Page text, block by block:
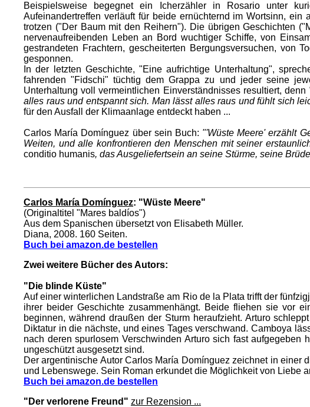
Beispielsweise begegnet ein Icherzähler in Rosario unter
Aufeinandertreffen verläuft für beide ernüchternd im Wortsinn,
trotzen ("Der Baum mit den Reihern"). Die übrigen Geschichten
nervenaufreibenden Leben an Bord wuchtiger Schiffe, von
gestrandeten Frachtern, gescheiterten Bergungsversuchen, von
gesponnen.
In der letzten Geschichte, "Eine aufrichtige Unterhaltung",
fahrenden "Fidschi" tüchtig dem Grappa zu und jeder seine
Unterhaltung voll vermeintlichen Einverständnisses resultiert, denn
alles raus und entspannt sich. Man lässt alles raus und fühlt sich
für den Ausfall der Klimaanlage entdeckt haben ...
Carlos María Domínguez über sein Buch: "'Wüste Meere' erzählt
Weiten, und alle konfrontieren den Menschen mit seiner
conditio humanis, das Ausgeliefertsein an seine Stürme, seine
Carlos María Domínguez: "Wüste Meere"
(Originaltitel "Mares baldíos")
Aus dem Spanischen übersetzt von Elisabeth Müller.
Diana, 2008. 160 Seiten.
Buch bei amazon.de bestellen
Zwei weitere Bücher des Autors:
"Die blinde Küste"
Auf einer winterlichen Landstraße am Rio de la Plata trifft der
ihrer beider Geschichte zusammenhängt. Beide fliehen sie vor
beginnen, während draußen der Sturm heraufzieht. Arturo
Diktatur in die nächste, und eines Tages verschwand. Camboya
nach deren spurlosem Verschwinden Arturo sich fast
ungeschützt ausgesetzt sind.
Der argentinische Autor Carlos María Domínguez zeichnet in
und Lebenswege. Sein Roman erkundet die Möglichkeit von Liebe
Buch bei amazon.de bestellen
"Der verlorene Freund" zur Rezension ...